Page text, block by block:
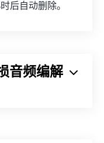
后自动删除。
音频编解